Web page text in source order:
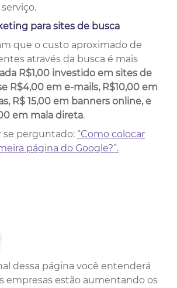
para sites de busca
que o custo aproximado de
através da busca é mais
R$1,00 investido em sites de
R$4,00 em e-mails, R$10,00 em
R$ 15,00 em banners online, e
em mala direta.
se perguntado: “Como colocar
página do Google?”.
dessa página você entenderá
empresas estão aumentando os